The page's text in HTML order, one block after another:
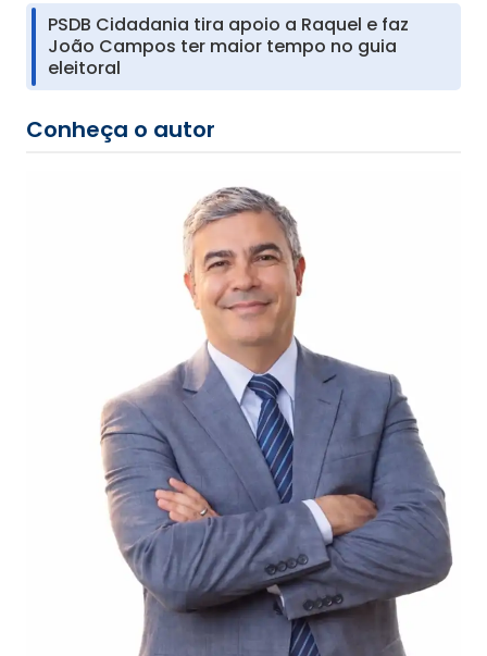
PSDB Cidadania tira apoio a Raquel e faz
João Campos ter maior tempo no guia
eleitoral
Conheça o autor